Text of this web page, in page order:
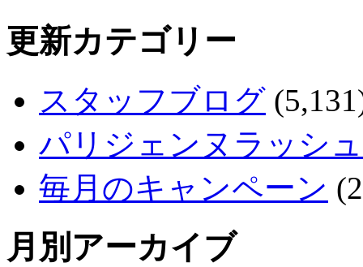
更新カテゴリー
スタッフブログ
パリジェンヌラッシ
毎月のキャンペーン
月別アーカイブ